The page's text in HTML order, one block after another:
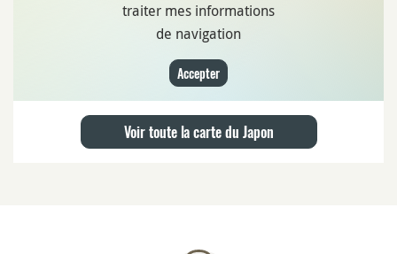
traiter mes informations
de navigation
Accepter
Voir toute la carte du Japon